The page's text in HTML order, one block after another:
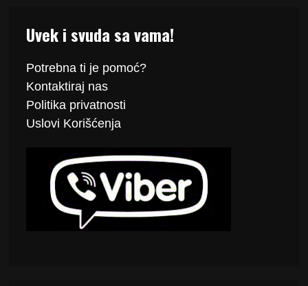
Uvek i svuda sa vama!
Potrebna ti je pomoć?
Kontaktiraj nas
Politika privatnosti
Uslovi Korišćenja